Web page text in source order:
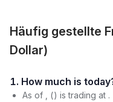
Häufig gestellte
Dollar)
1. How much is
As of , () is trading at .